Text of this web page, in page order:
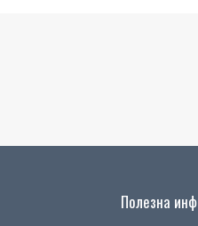
Полезна